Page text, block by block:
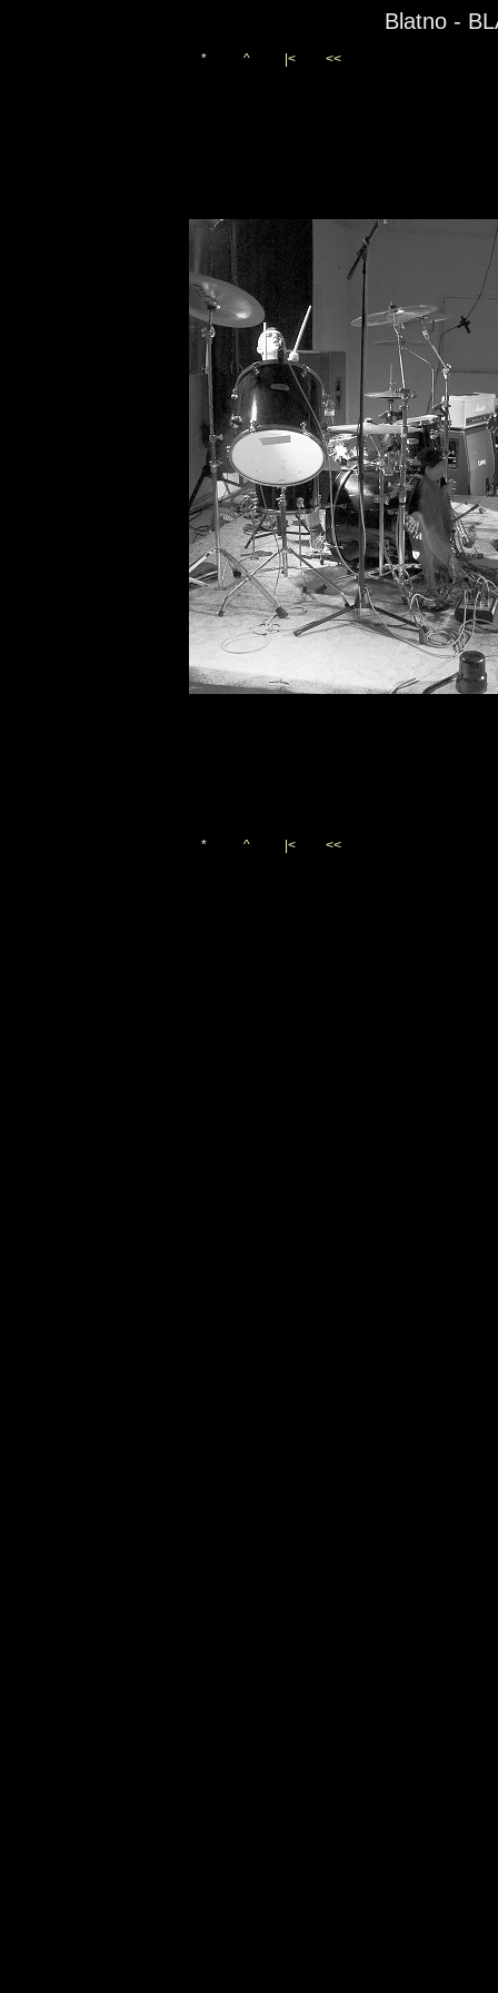
Blatno -
* ^ |< <<
* ^ |< <<